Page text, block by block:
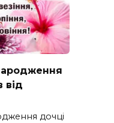
від
дочці